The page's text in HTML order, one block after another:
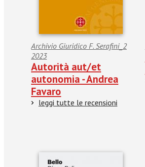
Archivio Giuridico F. Serafini_2
2023
Autorità aut/et
autonomia - Andrea
Favaro
leggi tutte le recensioni